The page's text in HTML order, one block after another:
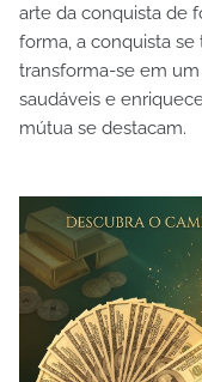
arte da conquista de
forma, a conquista
transforma-se em
saudáveis e
mútua se destacam.